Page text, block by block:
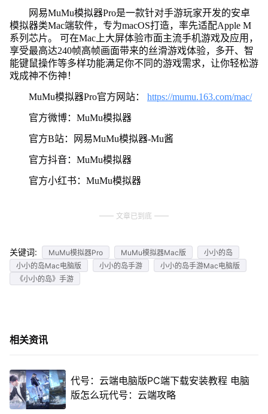
网易MuMu模拟器Pro是一款针对手游玩家开发的安卓
模拟器类Mac端软件，专为macOS打造，率先适配Apple M
系列芯片。 可在Mac上大屏体验市面主流手机游戏及应用，
享受最高达240帧高帧画面带来的丝滑游戏体验，多开、智
能键鼠操作等多样功能满足你不同的游戏需求，让你轻松游
戏成神不伤神！
MuMu模拟器Pro官方网站： https://mumu.163.com/mac/
官方微博：MuMu模拟器
官方B站：网易MuMu模拟器-Mu酱
官方抖音：MuMu模拟器
官方小红书：MuMu模拟器
文章已到底
关键词: MuMu模拟器Pro MuMu模拟器Mac版
小小的岛
小小的岛Mac电脑版
小小的岛手游
小小的岛手游Mac电脑版
《小小的岛》手游
相关资讯
代号：云端电脑版PC端下载安装教程 电脑
版怎么玩代号：云端攻略